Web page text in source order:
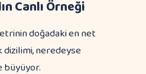
Canlı Örneği
doğadaki en net
neredeyse